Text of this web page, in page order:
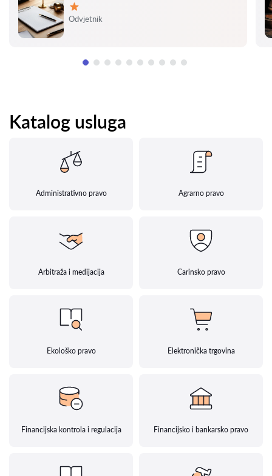
Ocjena:
Odvjetnik
Katalog usluga
Administrativno pravo Agrarno pravo
Arbitraža i medijacija Carinsko pravo
Ekološko pravo Elektronička trgovina
Financijska kontrola i regulacija Financijsko i bankarsko pravo